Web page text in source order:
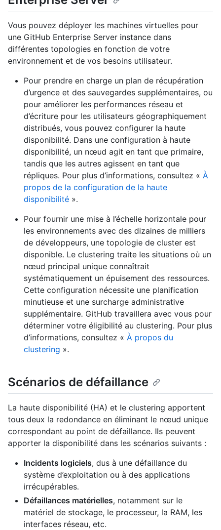
Vous pouvez déployer les machines virtuelles pour
une GitHub Enterprise Server instance dans
différentes topologies en fonction de votre
environnement et de vos besoins utilisateur.
Pour prendre en charge un plan de récupération
d’urgence et des sauvegardes supplémentaires, ou
pour améliorer les performances réseau et
d’écriture pour les utilisateurs géographiquement
distribués, vous pouvez configurer la haute
disponibilité. Dans une configuration à haute
disponibilité, un nœud agit en tant que primaire,
tandis que les autres agissent en tant que
répliques. Pour plus d’informations, consultez « À
propos de la configuration de la haute
disponibilité ».
Pour fournir une mise à l’échelle horizontale pour
les environnements avec des dizaines de milliers
de développeurs, une topologie de cluster est
disponible. Le clustering traite les situations où un
nœud principal unique connaîtrait
systématiquement un épuisement des ressources.
Cette configuration nécessite une planification
minutieuse et une surcharge administrative
supplémentaire. GitHub travaillera avec vous pour
déterminer votre éligibilité au clustering. Pour plus
d’informations, consultez « À propos du
clustering ».
Scénarios de défaillance
La haute disponibilité (HA) et le clustering apportent
tous deux la redondance en éliminant le nœud unique
correspondant au point de défaillance. Ils peuvent
apporter la disponibilité dans les scénarios suivants :
Incidents logiciels, dus à une défaillance du
système d’exploitation ou à des applications
irrécupérables.
Défaillances matérielles, notamment sur le
matériel de stockage, le processeur, la RAM, les
interfaces réseau, etc.